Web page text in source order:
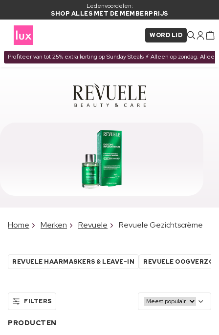
Ledenvoordelen:
SHOP ALLES MET DE MEMBERPRIJS
WORD LID
Profiteer van tot 25% extra korting op Sunday Steals ⚡ Alleen op zondag.
Home Merken Revuele Revuele Gezichtscrème
REVUELE HAARMASKERS & LEAVE-IN REVUELE
FILTERS
PRODUCTEN